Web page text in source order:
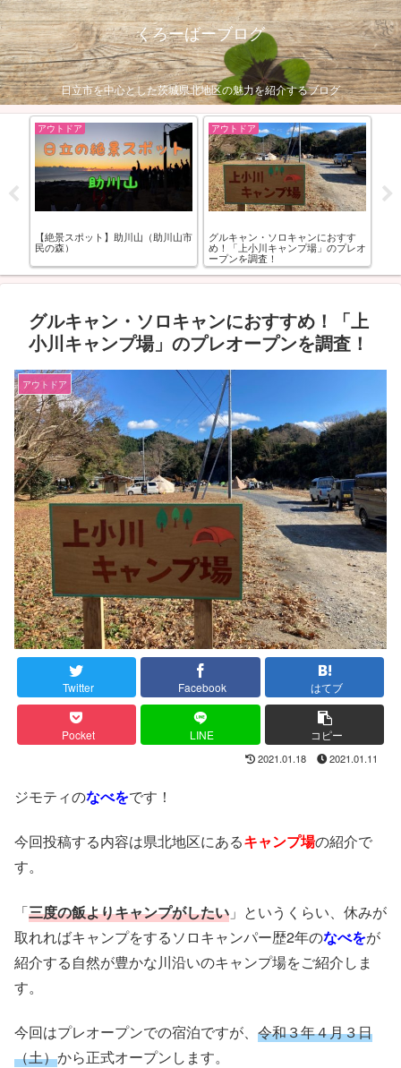
くろーばーブログ
日立市を中心とした茨城県北地区の魅力を紹介するブログ
プレオ
おすすめスポット
【日立滑川温泉スタンド】日立市の
おもしろ？スポット
スイーツ
【スイーツ】日立市（旭町）「モル
トボーノ」を紹介します！！
グルキャン・ソロキャンにおすすめ！「上
小川キャンプ場」のプレオープンを調査！
アウトドア
Twitter Facebook はてブ
Pocket LINE コピー
2021.01.18 2021.01.11
ジモティのなべをです！
今回投稿する内容は県北地区にあるキャンプ場の紹介で
す。
「三度の飯よりキャンプがしたい 」というくらい、休みが
取れればキャンプをするソロキャンパー歴2年のなべをが
紹介する自然が豊かな川沿いのキャンプ場をご紹介しま
す。
今回はプレオープンでの宿泊ですが、 令和３年４月３日
（土）から正式オープンします。